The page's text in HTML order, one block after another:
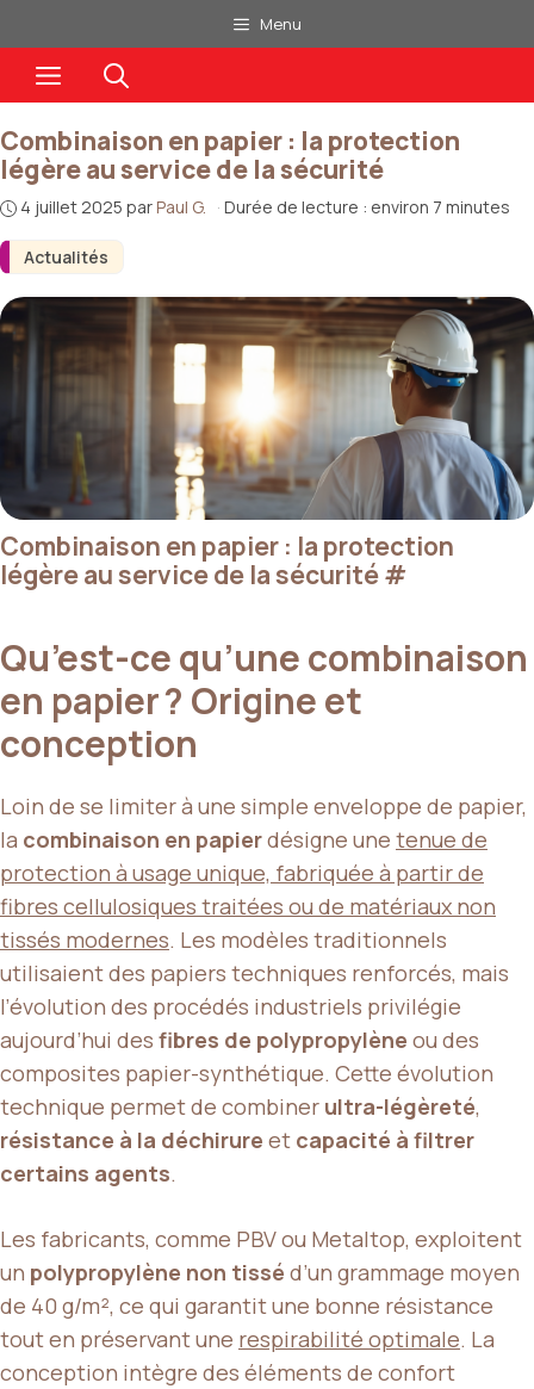
au
contenu
Menu
Menu
Actualités
Combinaison en papier : la protection
légère au service de la sécurité
4 juillet 2025 parPaul G. · Durée de lecture : environ 7 minutes
Combinaison en papier : la protection
légère au service de la sécurité#
Qu’est-ce qu’une combinaison
en papier ? Origine et
conception
Loin de se limiter à une simple enveloppe de papier,
la combinaison en papierdésigne une tenue de
protection à usage unique, fabriquée à partir de
fibres cellulosiques traitées ou de matériaux non
tissés modernes. Les modèles traditionnels
utilisaient des papiers techniques renforcés, mais
l’évolution des procédés industriels privilégie
aujourd’hui des fibres de polypropylène ou des
composites papier-synthétique. Cette évolution
technique permet de combiner ultra-légèreté,
résistance à la déchirure et capacité à filtrer
certains agents.
Les fabricants, comme PBV ou Metaltop, exploitent
un polypropylène non tissé d’un grammage moyen
de 40 g/m², ce qui garantit une bonne résistance
tout en préservant une respirabilité optimale. La
conception intègre des éléments de confort